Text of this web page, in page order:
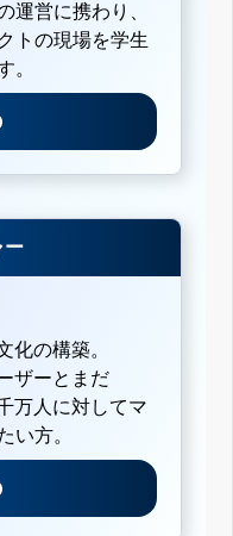
運営に携わり、
トの現場を学生
。
ー
化の構築。
ザーとまだ
万人に対してマ
い方。